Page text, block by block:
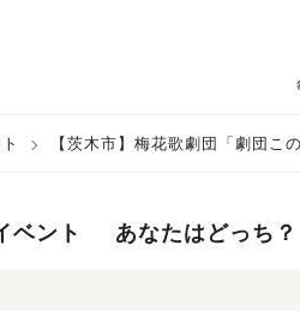
【茨木市】梅花歌劇団「劇団こ
ベント あなたはどっち？